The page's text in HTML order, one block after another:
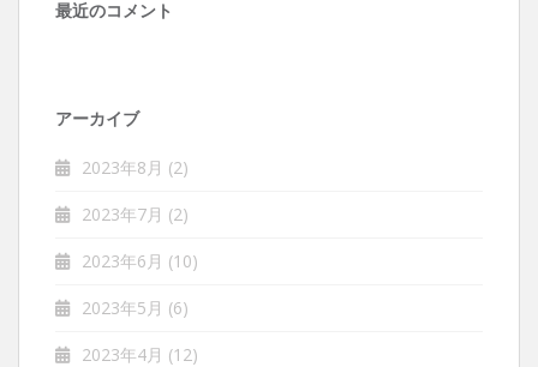
最近のコメント
アーカイブ
2023年8月 (2)
2023年7月 (2)
2023年6月 (10)
2023年5月 (6)
2023年4月 (12)